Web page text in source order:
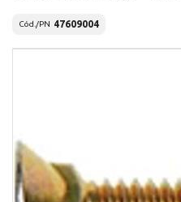
Cód./PN 47609004